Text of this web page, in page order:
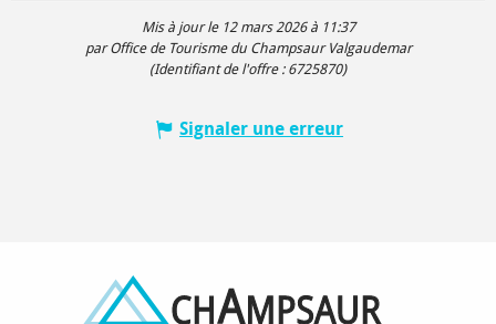
Mis à jour le 12 mars 2026 à 11:37
par Office de Tourisme du Champsaur Valgaudemar
(Identifiant de l'offre : 6725870)
Signaler une erreur